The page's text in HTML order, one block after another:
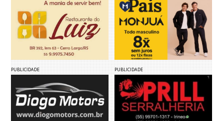
PUBLICIDADE PUBLICIDADE